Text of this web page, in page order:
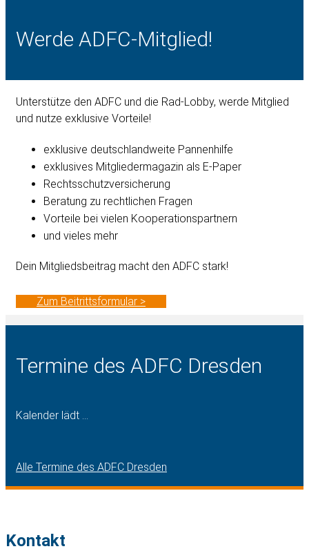
Werde ADFC-Mitglied!
Unterstütze den ADFC und die Rad-Lobby, werde Mitglied
und nutze exklusive Vorteile!
exklusive deutschlandweite Pannenhilfe
exklusives Mitgliedermagazin als E-Paper
Rechtsschutzversicherung
Beratung zu rechtlichen Fragen
Vorteile bei vielen Kooperationspartnern
und vieles mehr
Dein Mitgliedsbeitrag macht den ADFC stark!
Zum Beitrittsformular >
Termine des ADFC Dresden
Kalender lädt ...
Alle Termine des ADFC Dresden
Kontakt